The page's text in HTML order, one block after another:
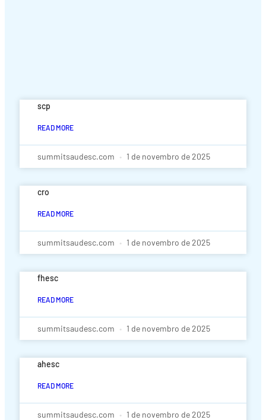
scp
READ MORE
summitsaudesc.com 1 de novembro de 2025
cro
READ MORE
summitsaudesc.com 1 de novembro de 2025
fhesc
READ MORE
summitsaudesc.com 1 de novembro de 2025
ahesc
READ MORE
summitsaudesc.com 1 de novembro de 2025